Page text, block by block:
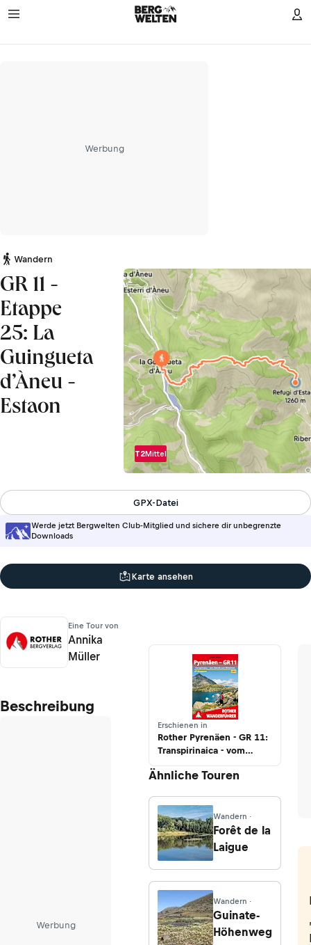
Werbung
Wandern
GR 11 -
Etappe
25: La
Guingueta
d’Àneu -
Estaon
T2Mittel
Werde jetzt Bergwelten Club-Mitglied und sichere dir unbegrenzte
Downloads
GPX-Datei
Karte ansehen
Eine Tour von
Annika
Müller
Beschreibung
Werbung
Erschienen in
Rother Pyrenäen - GR 11:
Transpirinaica - vom
Atlantik zum Mittelmeer
Ähnliche Touren
Wandern ·
Forêt de la
Laigue
Wandern ·
Guinate-
Höhenweg